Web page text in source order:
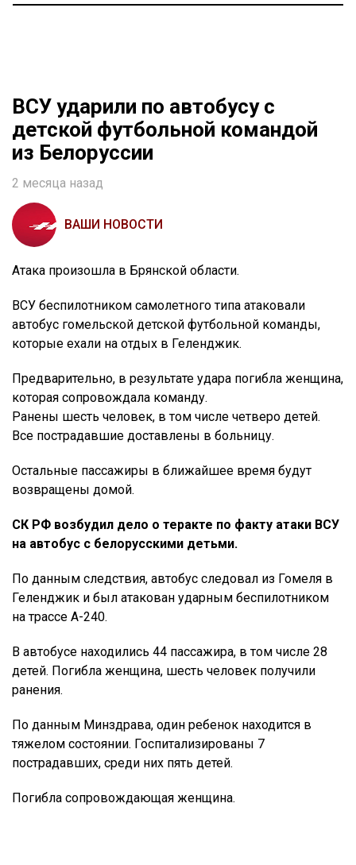
ВСУ ударили по автобусу с
детской футбольной командой
из Белоруссии
2 месяца назад
ВАШИ НОВОСТИ
Атака произошла в Брянской области.
ВСУ беспилотником самолетного типа атаковали
автобус гомельской детской футбольной команды,
которые ехали на отдых в Геленджик.
Предварительно, в результате удара погибла женщина,
которая сопровождала команду.
Ранены шесть человек, в том числе четверо детей.
Все пострадавшие доставлены в больницу.
Остальные пассажиры в ближайшее время будут
возвращены домой.
СК РФ возбудил дело о теракте по факту атаки ВСУ
на автобус с белорусскими детьми.
По данным следствия, автобус следовал из Гомеля в
Геленджик и был атакован ударным беспилотником
на трассе А-240.
В автобусе находились 44 пассажира, в том числе 28
детей. Погибла женщина, шесть человек получили
ранения.
По данным Минздрава, один ребенок находится в
тяжелом состоянии. Госпитализированы 7
пострадавших, среди них пять детей.
Погибла сопровождающая женщина.